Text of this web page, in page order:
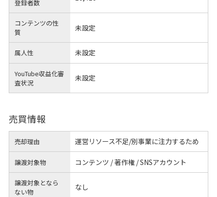
登録者数
コンテンツの性
質
未設定
属人性 未設定
YouTube収益化審
査状況
未設定
売買情報
売却理由 運営リソース不足/別事業に注力するため
譲渡対象物 コンテンツ / 著作権 / SNSアカウント
譲渡対象となら
ない物
なし